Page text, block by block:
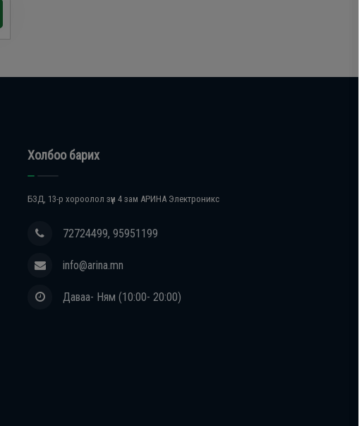
Холбоо барих
БЗД, 13-р хороолол зүүн 4 зам АРИНА Электроникс
72724499, 95951199
info@arina.mn
Даваа- Ням (10:00- 20:00)